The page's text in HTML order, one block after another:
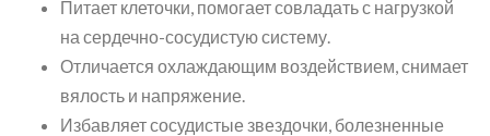
Питает клеточки, помогает совладать с нагрузкой
на сердечно-сосудистую систему.
Отличается охлаждающим воздействием, снимает
вялость и напряжение.
Избавляет сосудистые звездочки, болезненные